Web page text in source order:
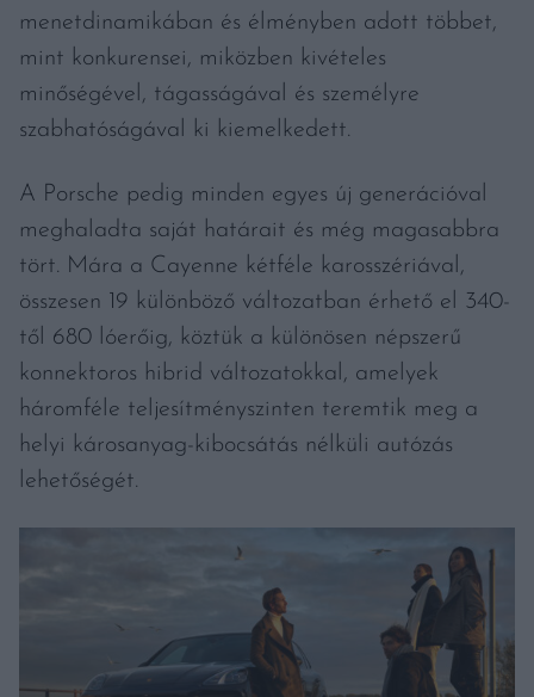
menetdinamikában és élményben adott többet,
mint konkurensei, miközben kivételes
minőségével, tágasságával és személyre
szabhatóságával ki kiemelkedett.
A Porsche pedig minden egyes új generációval
meghaladta saját határait és még magasabbra
tört. Mára a Cayenne kétféle karosszériával,
összesen 19 különböző változatban érhető el 340-
től 680 lóerőig, köztük a különösen népszerű
konnektoros hibrid változatokkal, amelyek
háromféle teljesítményszinten teremtik meg a
helyi károsanyag-kibocsátás nélküli autózás
lehetőségét.